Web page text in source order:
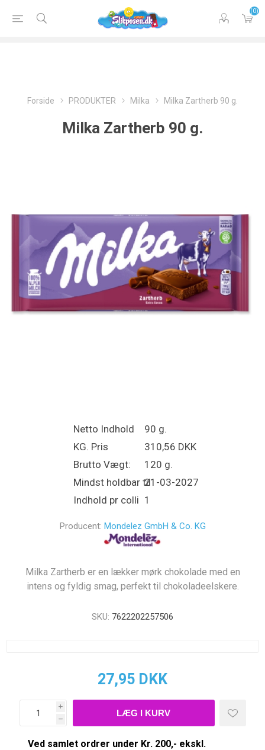
(0)
Forside PRODUKTER Milka Milka Zartherb 90 g.
Milka Zartherb 90 g.
Netto Indhold
90 g.
KG. Pris
310,56 DKK
Brutto Vægt:
120 g.
Mindst holdbar til21-03-2027
Indhold pr colli 1
Producent: Mondelez GmbH & Co. KG
Milka Zartherb er en lækker mørk chokolade med en
intens og fyldig smag, perfekt til chokoladeelskere.
SKU: 7622202257506
27,95 DKK
i
h
Ved samlet ordrer under Kr. 200,- ekskl.